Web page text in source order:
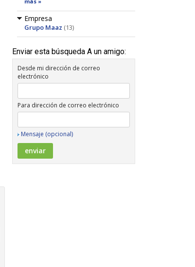
Empresa
Grupo Maaz (13)
Enviar esta búsqueda A un amigo:
Desde mi dirección de correo
electrónico
Para dirección de correo electrónico
Mensaje (opcional)